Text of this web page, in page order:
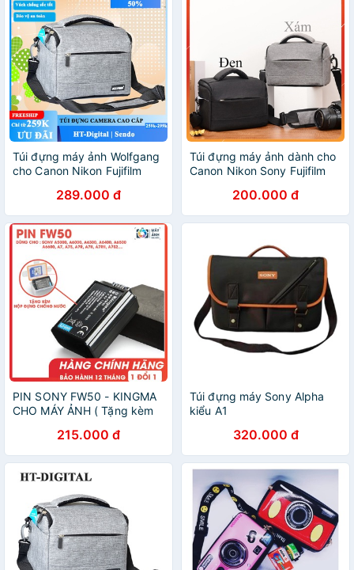
Túi đựng máy ảnh Wolfgang
cho Canon Nikon Fujifilm
289.000 đ
Túi đựng máy ảnh dành cho
Canon Nikon Sony Fujifilm
200.000 đ
PIN SONY FW50 - KINGMA
CHO MÁY ẢNH ( Tặng kèm
215.000 đ
Túi đựng máy Sony Alpha
kiểu A1
320.000 đ